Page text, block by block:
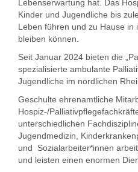
Lebenserwartung hat. Das
Kinder und Jugendliche bis
Leben führen und zu Hause in
bleiben können.
Seit Januar 2024 bieten die
spezialisierte ambulante
Jugendliche im nördlichen
Geschulte ehrenamtliche
Hospiz-/
unterschiedlichen
Jugendmedizin,
und Sozialarbeiter*innen
und leisten einen enormen